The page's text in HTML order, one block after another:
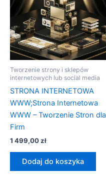
Tworzenie strony i sklepów
internetowych lub social media
STRONA INTERNETOWA
WWW;Strona Internetowa
WWW – Tworzenie Stron dla
Firm
1 499,00zł
Dodaj do koszyka